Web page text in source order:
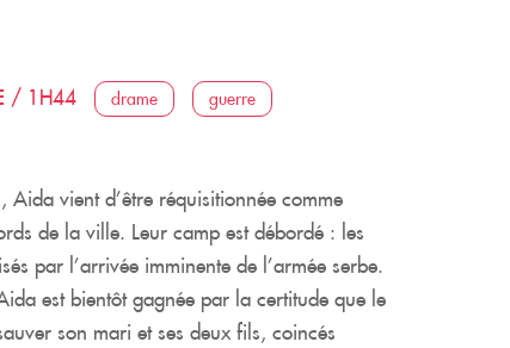
/ 1H44 drame
guerre
vient d’être réquisitionnée comme
de la ville. Leur camp est débordé : les
par l’arrivée imminente de l’armée serbe.
est bientôt gagnée par la certitude que le
son mari et ses deux fils, coincés